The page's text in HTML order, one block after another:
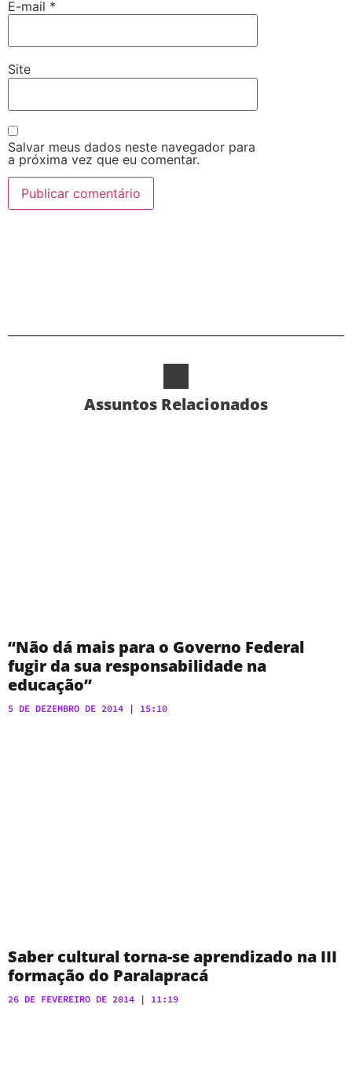
E-mail *
Site
Salvar meus dados neste navegador para
a próxima vez que eu comentar.
Assuntos Relacionados
“Não dá mais para o Governo Federal
fugir da sua responsabilidade na
educação”
5 DE DEZEMBRO DE 2014 15:10
Saber cultural torna-se aprendizado na III
formação do Paralapracá
26 DE FEVEREIRO DE 2014 11:19